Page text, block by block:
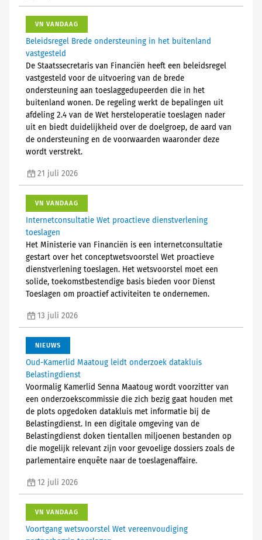
VN VANDAAG
Beleidsregel Brede ondersteuning in het buitenland
vastgesteld
De Staatssecretaris van Financiën heeft een beleidsregel
vastgesteld voor de uitvoering van de brede
ondersteuning aan toeslaggedupeerden die in het
buitenland wonen. De regeling werkt de bepalingen uit
afdeling 2.4 van de Wet hersteloperatie toeslagen nader
uit en biedt duidelijkheid over de doelgroep, de aard van
de ondersteuning en de voorwaarden waaronder deze
wordt verstrekt.
21 juli 2026
VN VANDAAG
Internetconsultatie Wet proactieve dienstverlening
toeslagen
Het Ministerie van Financiën is een internetconsultatie
gestart over het conceptwetsvoorstel Wet proactieve
dienstverlening toeslagen. Het wetsvoorstel moet een
solide, toekomstbestendige basis bieden voor Dienst
Toeslagen om proactief activiteiten te ondernemen.
13 juli 2026
NIEUWS
Oud-Kamerlid Maatoug leidt onderzoek datakluis
Belastingdienst
Voormalig Kamerlid Senna Maatoug wordt voorzitter van
een onderzoekscommissie die zich bezig gaat houden met
de plots opgedoken datakluis met informatie bij de
Belastingdienst. In een digitale omgeving van de
Belastingdienst doken tientallen miljoenen bestanden op
die mogelijk relevant zijn voor gevoelige dossiers zoals de
parlementaire enquête naar de toeslagenaffaire.
12 juli 2026
VN VANDAAG
Voortgang wetsvoorstel Wet vereenvoudiging